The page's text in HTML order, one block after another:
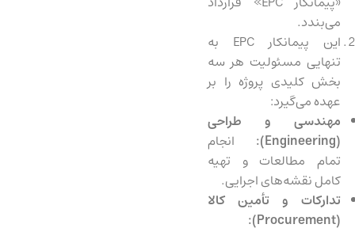
می‌بندد.
این پیمانکار EPC به
تنهایی مسئولیت هر سه
بخش کلیدی پروژه را بر
عهده می‌گیرد:
مهندسی و طراحی
(
Engineering
): انجام
تمام مطالعات و تهیه
کامل نقشه‌های اجرایی.
تدارکات و تأمین کالا
(
Procurement
):